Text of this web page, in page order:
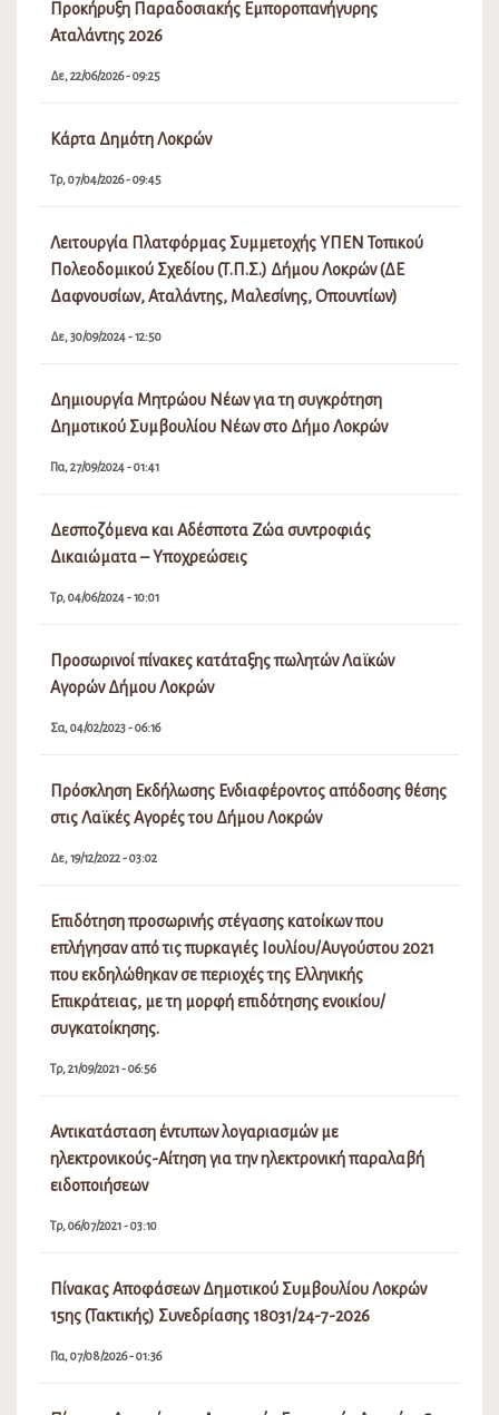
Προκήρυξη Παραδοσιακής Εμποροπανήγυρης
Αταλάντης 2026
Δε, 22/06/2026 - 09:25
Κάρτα Δημότη Λοκρών
Τρ, 07/04/2026 - 09:45
Λειτουργία Πλατφόρμας Συμμετοχής ΥΠΕΝ Τοπικού
Πολεοδομικού Σχεδίου (Τ.Π.Σ.) Δήμου Λοκρών (ΔΕ
Δαφνουσίων, Αταλάντης, Μαλεσίνης, Οπουντίων)
Δε, 30/09/2024 - 12:50
Δημιουργία Μητρώου Νέων για τη συγκρότηση
Δημοτικού Συμβουλίου Νέων στο Δήμο Λοκρών
Πα, 27/09/2024 - 01:41
Δεσποζόμενα και Αδέσποτα Ζώα συντροφιάς
Δικαιώματα – Υποχρεώσεις
Τρ, 04/06/2024 - 10:01
Προσωρινοί πίνακες κατάταξης πωλητών Λαϊκών
Αγορών Δήμου Λοκρών
Σα, 04/02/2023 - 06:16
Πρόσκληση Εκδήλωσης Ενδιαφέροντος απόδοσης θέσης
στις Λαϊκές Αγορές του Δήμου Λοκρών
Δε, 19/12/2022 - 03:02
Επιδότηση προσωρινής στέγασης κατοίκων που
επλήγησαν από τις πυρκαγιές Ιουλίου/Αυγούστου 2021
που εκδηλώθηκαν σε περιοχές της Ελληνικής
Επικράτειας, με τη μορφή επιδότησης ενοικίου/
συγκατοίκησης.
Τρ, 21/09/2021 - 06:56
Αντικατάσταση έντυπων λογαριασμών με
ηλεκτρονικούς-Αίτηση για την ηλεκτρονική παραλαβή
ειδοποιήσεων
Τρ, 06/07/2021 - 03:10
Πίνακας Αποφάσεων Δημοτικού Συμβουλίου Λοκρών
15ης (Τακτικής) Συνεδρίασης 18031/24-7-2026
Πα, 07/08/2026 - 01:36